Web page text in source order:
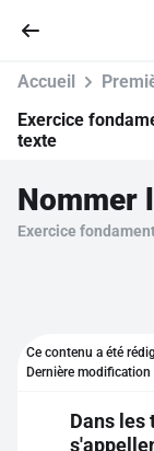
Parcourir
Se connecter
Accueil
Exercice
texte
Exercice
Ce contenu a été
Dernière modification
Dans les